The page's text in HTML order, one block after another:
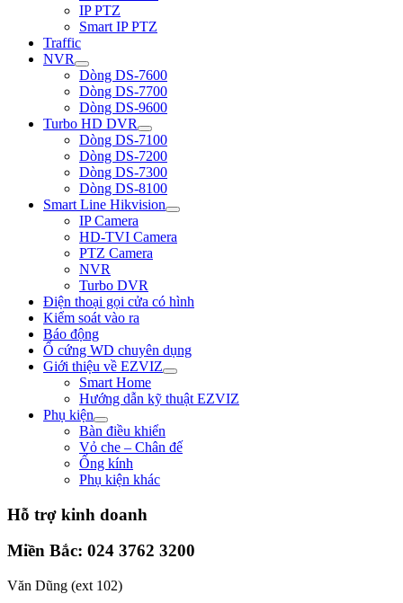
IP PTZ
Smart IP PTZ
Traffic
NVR
Dòng DS-7600
Dòng DS-7700
Dòng DS-9600
Turbo HD DVR
Dòng DS-7100
Dòng DS-7200
Dòng DS-7300
Dòng DS-8100
Smart Line Hikvision
IP Camera
HD-TVI Camera
PTZ Camera
NVR
Turbo DVR
Điện thoại gọi cửa có hình
Kiểm soát vào ra
Báo động
Ổ cứng WD chuyên dụng
Giới thiệu về EZVIZ
Smart Home
Hướng dẫn kỹ thuật EZVIZ
Phụ kiện
Bàn điều khiển
Vỏ che – Chân đế
Ống kính
Phụ kiện khác
Hỗ trợ kinh doanh
Miền Bắc: 024 3762 3200
Văn Dũng (ext 102)